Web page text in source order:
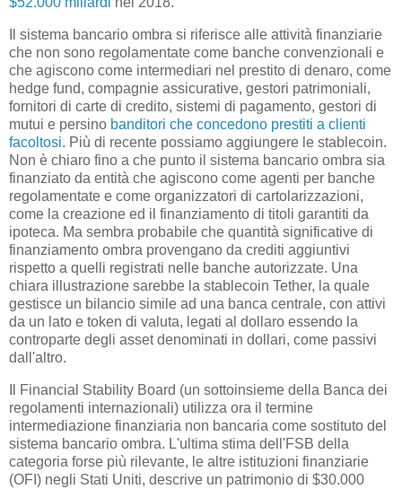
Il sistema bancario ombra si riferisce alle attività finanziarie
che non sono regolamentate come banche convenzionali e
che agiscono come intermediari nel prestito di denaro, come
hedge fund, compagnie assicurative, gestori patrimoniali,
fornitori di carte di credito, sistemi di pagamento, gestori di
mutui e persino banditori che concedono prestiti a clienti
facoltosi. Più di recente possiamo aggiungere le stablecoin.
Non è chiaro fino a che punto il sistema bancario ombra sia
finanziato da entità che agiscono come agenti per banche
regolamentate e come organizzatori di cartolarizzazioni,
come la creazione ed il finanziamento di titoli garantiti da
ipoteca. Ma sembra probabile che quantità significative di
finanziamento ombra provengano da crediti aggiuntivi
rispetto a quelli registrati nelle banche autorizzate. Una
chiara illustrazione sarebbe la stablecoin Tether, la quale
gestisce un bilancio simile ad una banca centrale, con attivi
da un lato e token di valuta, legati al dollaro essendo la
controparte degli asset denominati in dollari, come passivi
dall'altro.
Il Financial Stability Board (un sottoinsieme della Banca dei
regolamenti internazionali) utilizza ora il termine
intermediazione finanziaria non bancaria come sostituto del
sistema bancario ombra. L'ultima stima dell'FSB della
categoria forse più rilevante, le altre istituzioni finanziarie
(OFI) negli Stati Uniti, descrive un patrimonio di $30.000